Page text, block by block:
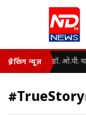
ब्रेकिंग न्यूज़ डॉ. ओ.पी.
#TrueStory